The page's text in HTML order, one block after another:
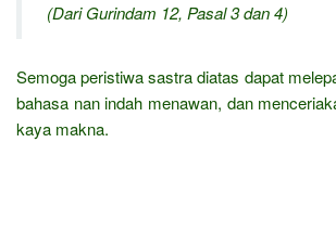
(Dari Gurindam 12, Pasal 3 dan 4)
Semoga peristiwa sastra diatas dapat
bahasa nan indah menawan, dan
kaya makna.